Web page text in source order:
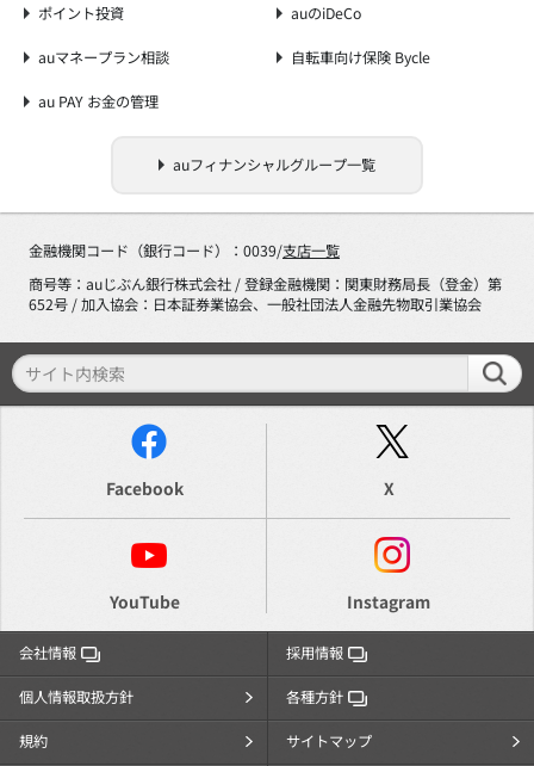
ポイント投資 auのiDeCo
auマネープラン相談 自転車向け保険 Bycle
au PAY お金の管理
auフィナンシャルグループ一覧
金融機関コード（銀行コード）：0039/支店一覧
商号等：auじぶん銀行株式会社 / 登録金融機関：関東財務局長（登金）第
652号 / 加入協会：日本証券業協会、一般社団法人金融先物取引業協会
Facebook X
YouTube Instagram
会社情報 採用情報
個人情報取扱方針 各種方針
規約 サイトマップ